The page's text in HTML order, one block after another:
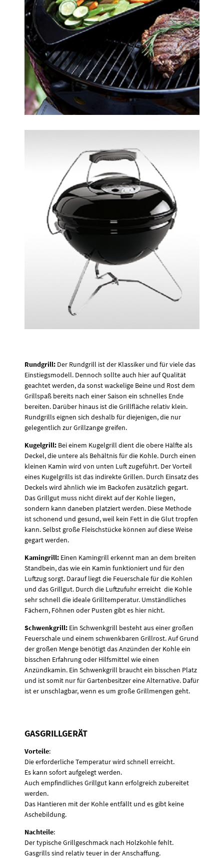
Rundgrill: Der Rundgrill ist der Klassiker und für viele das
Einstiegsmodell. Dennoch sollte auch hier auf Qualität
geachtet werden, da sonst wackelige Beine und Rost dem
Grillspaß bereits nach einer Saison ein schnelles Ende
bereiten. Darüber hinaus ist die Grillfläche relativ klein.
Rundgrills eignen sich deshalb für diejenigen, die nur
gelegentlich zur Grillzange greifen.
Kugelgrill: Bei einem Kugelgrill dient die obere Hälfte als
Deckel, die untere als Behältnis für die Kohle. Durch einen
kleinen Kamin wird von unten Luft zugeführt. Der Vorteil
eines Kugelgrills ist das indirekte Grillen. Durch Einsatz des
Deckels wird ähnlich wie im Backofen zusätzlich gegart.
Das Grillgut muss nicht direkt auf der Kohle liegen,
sondern kann daneben platziert werden. Diese Methode
ist schonend und gesund, weil kein Fett in die Glut tropfen
kann. Selbst große Fleischstücke können auf diese Weise
gegart werden.
Kamingrill: Einen Kamingrill erkennt man an dem breiten
Standbein, das wie ein Kamin funktioniert und für den
Luftzug sorgt. Darauf liegt die Feuerschale für die Kohlen
und das Grillgut. Durch die Luftzufuhr erreicht die Kohle
sehr schnell die ideale Grilltemperatur. Umständliches
Fächern, Föhnen oder Pusten gibt es hier nicht.
Schwenkgrill: Ein Schwenkgrill besteht aus einer großen
Feuerschale und einem schwenkbaren Grillrost. Auf Grund
der großen Menge benötigt das Anzünden der Kohle ein
bisschen Erfahrung oder Hilfsmittel wie einen
Anzündkamin. Ein Schwenkgrill braucht ein bisschen Platz
und ist somit nur für Gartenbesitzer eine Alternative. Dafür
ist er unschlagbar, wenn es um große Grillmengen geht.
GASGRILLGERÄT
Vorteile:
Die erforderliche Temperatur wird schnell erreicht.
Es kann sofort aufgelegt werden.
Auch empfindliches Grillgut kann erfolgreich zubereitet
werden.
Das Hantieren mit der Kohle entfällt und es gibt keine
Aschebildung.
Nachteile:
Der typische Grillgeschmack nach Holzkohle fehlt.
Gasgrills sind relativ teuer in der Anschaffung.